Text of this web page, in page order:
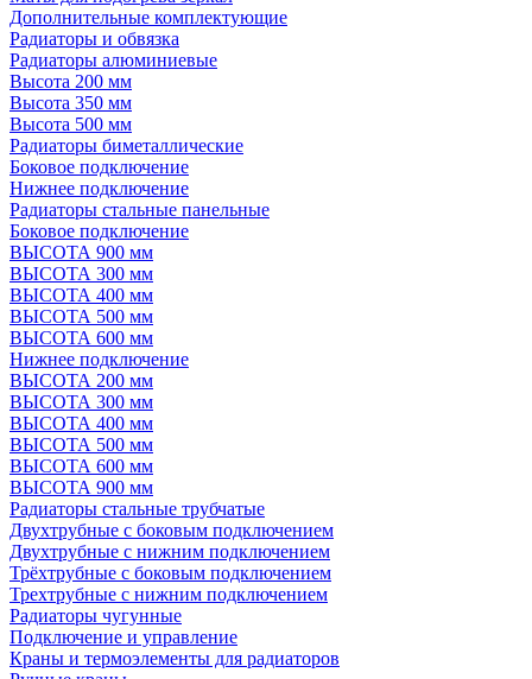
Дополнительные комплектующие
Радиаторы и обвязка
Радиаторы алюминиевые
Высота 200 мм
Высота 350 мм
Высота 500 мм
Радиаторы биметаллические
Боковое подключение
Нижнее подключение
Радиаторы стальные панельные
Боковое подключение
ВЫСОТА 900 мм
ВЫСОТА 300 мм
ВЫСОТА 400 мм
ВЫСОТА 500 мм
ВЫСОТА 600 мм
Нижнее подключение
ВЫСОТА 200 мм
ВЫСОТА 300 мм
ВЫСОТА 400 мм
ВЫСОТА 500 мм
ВЫСОТА 600 мм
ВЫСОТА 900 мм
Радиаторы стальные трубчатые
Двухтрубные с боковым подключением
Двухтрубные с нижним подключением
Трёхтрубные с боковым подключением
Трехтрубные с нижним подключением
Радиаторы чугунные
Подключение и управление
Краны и термоэлементы для радиаторов